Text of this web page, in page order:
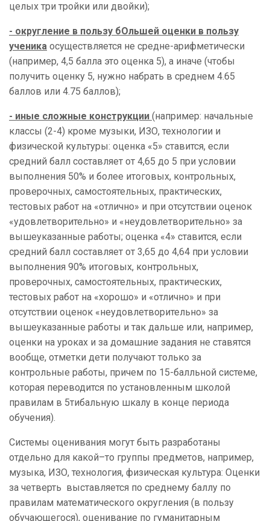
целых три тройки или двойки);
- округление в пользу бОльшей оценки в пользу
ученика осуществляется не средне-арифметически
(например, 4,5 балла это оценка 5), а иначе (чтобы
получить оценку 5, нужно набрать в среднем 4.65
баллов или 4.75 баллов);
- иные сложные конструкции (например: начальные
классы (2-4) кроме музыки, ИЗО, технологии и
физической культуры: оценка «5» ставится, если
средний балл составляет от 4,65 до 5 при условии
выполнения 50% и более итоговых, контрольных,
проверочных, самостоятельных, практических,
тестовых работ на «отлично» и при отсутствии оценок
«удовлетворительно» и «неудовлетворительно» за
вышеуказанные работы; оценка «4» ставится, если
средний балл составляет от 3,65 до 4,64 при условии
выполнения 90% итоговых, контрольных,
проверочных, самостоятельных, практических,
тестовых работ на «хорошо» и «отлично» и при
отсутствии оценок «неудовлетворительно» за
вышеуказанные работы и так дальше или, например,
оценки на уроках и за домашние задания не ставятся
вообще, отметки дети получают только за
контрольные работы, причем по 15-балльной системе,
которая переводится по установленным школой
правилам в 5тибальную шкалу в конце периода
обучения).
Системы оценивания могут быть разработаны
отдельно для какой–то группы предметов, например,
музыка, ИЗО, технология, физическая культура: Оценки
за четверть выставляется по среднему баллу по
правилам математического округления (в пользу
обучающегося), оценивание по гуманитарным